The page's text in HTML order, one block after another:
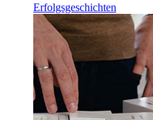
Erfolgsgeschichten